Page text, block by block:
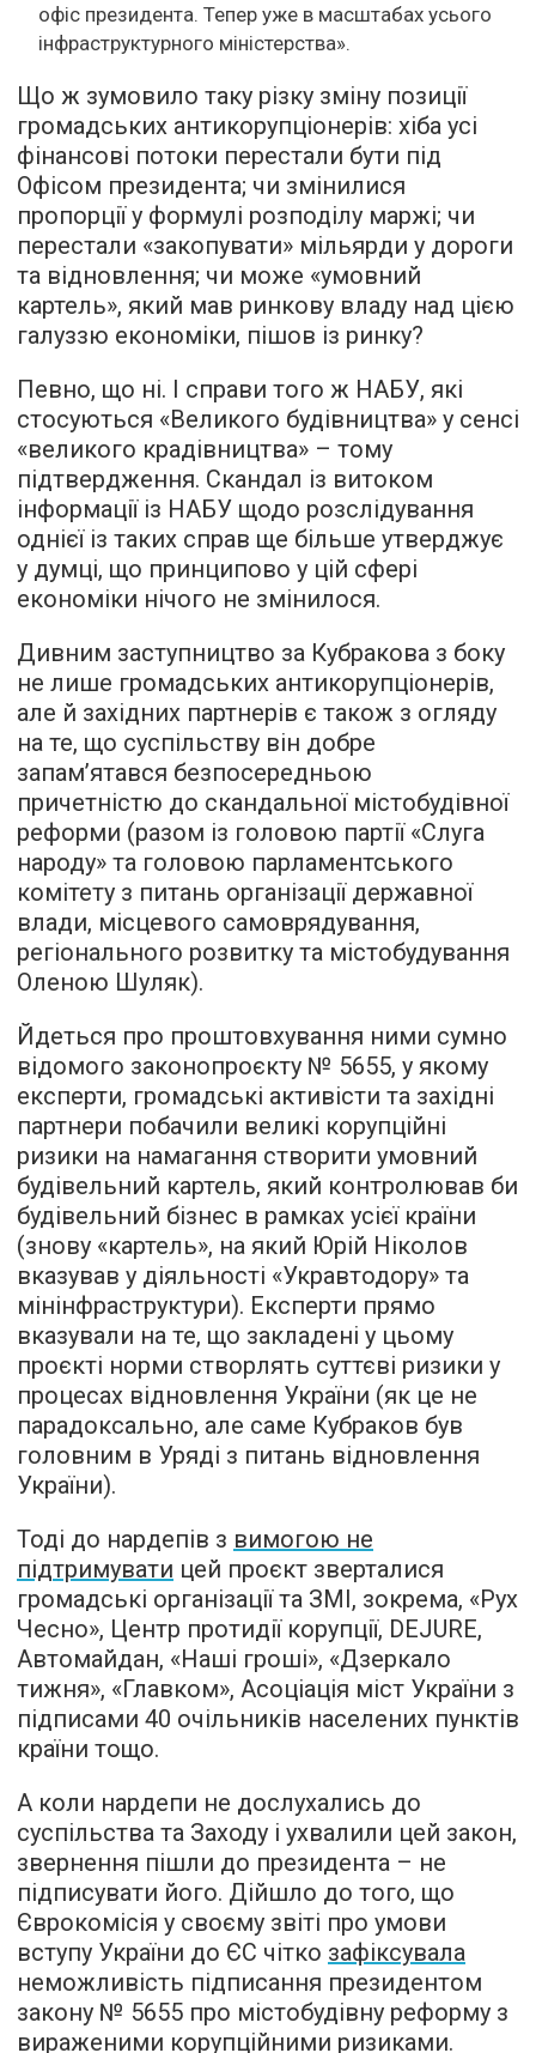
офіс президента. Тепер уже в масштабах усього
інфраструктурного міністерства».
Що ж зумовило таку різку зміну позиції
громадських антикорупціонерів: хіба усі
фінансові потоки перестали бути під
Офісом президента; чи змінилися
пропорції у формулі розподілу маржі; чи
перестали «закопувати» мільярди у дороги
та відновлення; чи може «умовний
картель», який мав ринкову владу над цією
галуззю економіки, пішов із ринку?
Певно, що ні. І справи того ж НАБУ, які
стосуються «Великого будівництва» у сенсі
«великого крадівництва» – тому
підтвердження. Скандал із витоком
інформації із НАБУ щодо розслідування
однієї із таких справ ще більше утверджує
у думці, що принципово у цій сфері
економіки нічого не змінилося.
Дивним заступництво за Кубракова з боку
не лише громадських антикорупціонерів,
але й західних партнерів є також з огляду
на те, що суспільству він добре
запам’ятався безпосередньою
причетністю до скандальної містобудівної
реформи (разом із головою партії «Слуга
народу» та головою парламентського
комітету з питань організації державної
влади, місцевого самоврядування,
регіонального розвитку та містобудування
Оленою Шуляк).
Йдеться про проштовхування ними сумно
відомого законопроєкту № 5655, у якому
експерти, громадські активісти та західні
партнери побачили великі корупційні
ризики на намагання створити умовний
будівельний картель, який контролював би
будівельний бізнес в рамках усієї країни
(знову «картель», на який Юрій Ніколов
вказував у діяльності «Укравтодору» та
мінінфраструктури). Експерти прямо
вказували на те, що закладені у цьому
проєкті норми створлять суттєві ризики у
процесах відновлення України (як це не
парадоксально, але саме Кубраков був
головним в Уряді з питань відновлення
України).
Тоді до нардепів з вимогою не
підтримувати цей проєкт зверталися
громадські організації та ЗМІ, зокрема, «Рух
Чесно», Центр протидії корупції, DЕJURE,
Автомайдан, «Наші гроші», «Дзеркало
тижня», «Главком», Асоціація міст України з
підписами 40 очільників населених пунктів
країни тощо.
А коли нардепи не дослухались до
суспільства та Заходу і ухвалили цей закон,
звернення пішли до президента – не
підписувати його. Дійшло до того, що
Єврокомісія у своєму звіті про умови
вступу України до ЄС чітко зафіксувала
неможливість підписання президентом
закону № 5655 про містобудівну реформу з
вираженими корупційними ризиками.